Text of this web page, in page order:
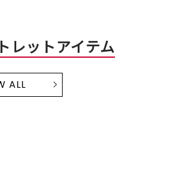
レットアイテム
ALL